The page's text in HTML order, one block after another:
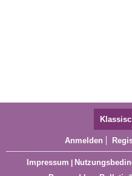
Anmelden
Impressum